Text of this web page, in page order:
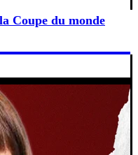
Coupe du monde